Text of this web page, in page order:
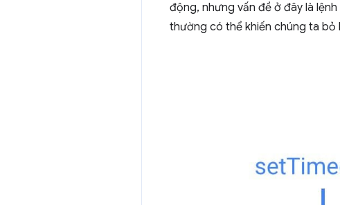
động, nhưng vấn đề ở đây là
thường có thể khiến chúng ta bỏ